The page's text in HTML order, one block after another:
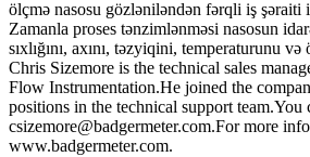
ölçmə nasosu gözləniləndən fərqli iş şəraiti
Zamanla proses tənzimlənməsi nasosun
sıxlığını, axını, təzyiqini, temperaturunu
Chris Sizemore is the technical sales
Flow Instrumentation.He joined the
positions in the technical support team.You
csizemore@badgermeter.com.For more
www.badgermeter.com.